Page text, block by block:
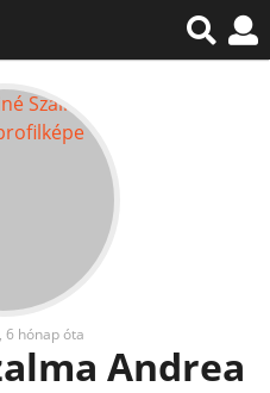
6 hónap óta
Andrea